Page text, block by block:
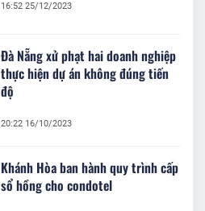
16:52 25/12/2023
Đà Nẵng xử phạt hai doanh nghiệp
thực hiện dự án không đúng tiến
độ
20:22 16/10/2023
Khánh Hòa ban hành quy trình cấp
sổ hồng cho condotel